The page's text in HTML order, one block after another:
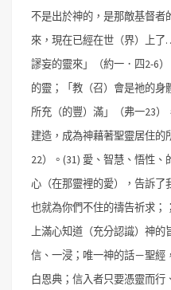
不是出於神的，是那敵基督者
來，現在已經在世（界）上
謬妄的靈來」（約一．四2-6）
的靈；「教（召）會是祂的
所充（的豐）滿」（弗一23
建造，成為神藉著聖靈居住的
22）。 (31) 愛、智慧、悟性、
心（在那靈裡的愛），告訴了
也就為你們不住的禱告祈求；
上滿心知道（充分認識）神的
信、一浸；唯一神的話－聖經
白恩典；信入者只要憑靈而